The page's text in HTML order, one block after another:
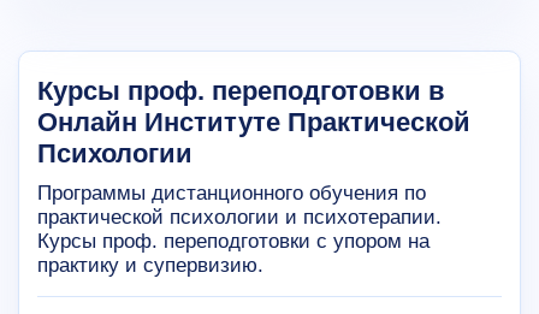
Курсы проф. переподготовки в
Онлайн Институте Практической
Психологии
Программы дистанционного обучения по
практической психологии и психотерапии.
Курсы проф. переподготовки с упором на
практику и супервизию.